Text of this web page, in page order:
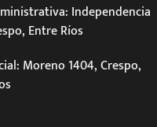
Independencia
Entre Ríos
Moreno 1404, Crespo,